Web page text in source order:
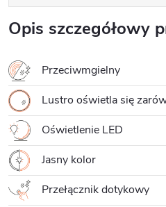
Opis szczegółowy
Przeciwmgielny
Lustro oświetla się
Oświetlenie LED
Jasny kolor
Przełącznik dotykowy